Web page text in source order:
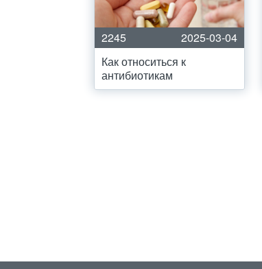
2245
2025-03-04
Как относиться к
антибиотикам